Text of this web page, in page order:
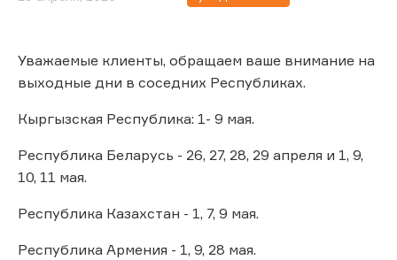
Уважаемые клиенты, обращаем ваше внимание на
выходные дни в соседних Республиках.
Кыргызская Республика: 1- 9 мая.
Республика Беларусь - 26, 27, 28, 29 апреля и 1, 9,
10, 11 мая.
Республика Казахстан - 1, 7, 9 мая.
Республика Армения - 1, 9, 28 мая.